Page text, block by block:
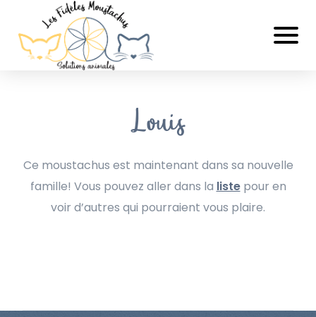
Louis
Ce moustachus est maintenant dans sa nouvelle
famille! Vous pouvez aller dans la listepour en
voir d’autres qui pourraient vous plaire.